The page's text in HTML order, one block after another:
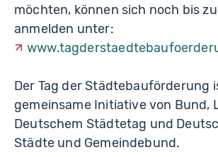
möchten, können sich noch bis
anmelden unter:
Der Tag der Städtebauförderung
gemeinsame Initiative von Bund,
Deutschem Städtetag und
Städte­ und Gemeindebund.